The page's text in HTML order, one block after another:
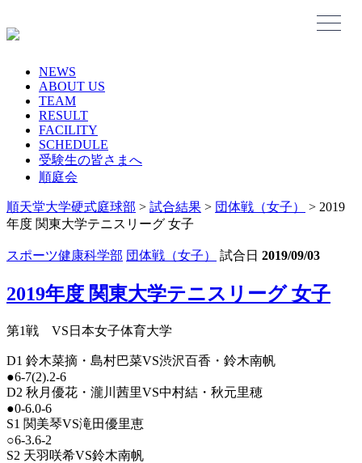
to
NEWS
ABOUT US
TEAM
RESULT
FACILITY
SCHEDULE
受験生の皆さまへ
順庭会
順天堂大学硬式庭球部 > 試合結果 > 団体戦（女子） > 2019
年度 関東大学テニスリーグ 女子
スポーツ健康科学部 団体戦（女子） 試合日 2019/09/03
2019年度 関東大学テニスリーグ 女子
第1戦 VS日本女子体育大学
D1 鈴木菜摘・島村巴菜VS渋沢百香・鈴木南帆
●6-7(2).2-6
D2 秋月優花・瀧川茜里VS中村結・秋元里穂
●0-6.0-6
S1 関美琴VS滝田優里恵
○6-3.6-2
S2 天羽咲希VS鈴木南帆